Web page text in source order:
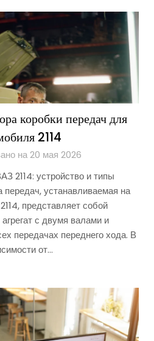
коробки передач для
2114
на 20 мая 2026
2114: устройство и типы
передач, устанавливаемая на
представляет собой
с двумя валами и
передачах переднего хода. В
от…